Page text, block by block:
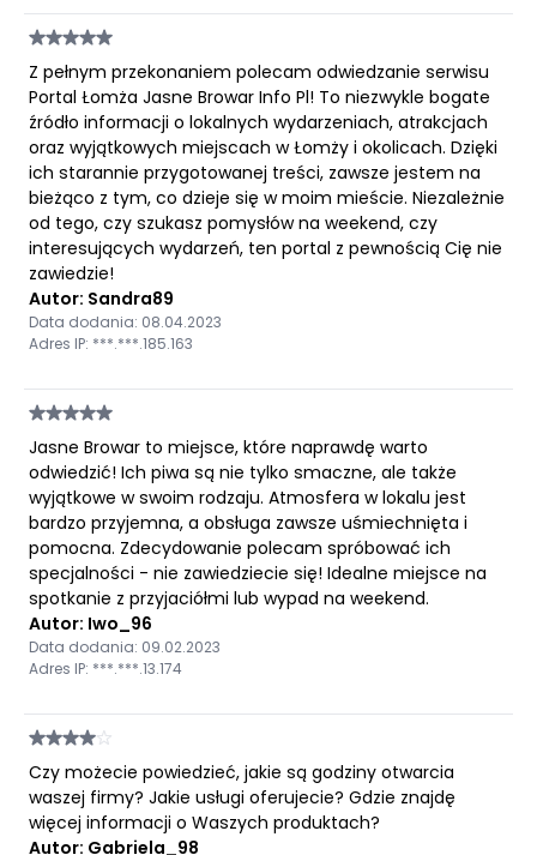
Z pełnym przekonaniem polecam odwiedzanie serwisu
Portal Łomża Jasne Browar Info Pl! To niezwykle bogate
źródło informacji o lokalnych wydarzeniach, atrakcjach
oraz wyjątkowych miejscach w Łomży i okolicach. Dzięki
ich starannie przygotowanej treści, zawsze jestem na
bieżąco z tym, co dzieje się w moim mieście. Niezależnie
od tego, czy szukasz pomysłów na weekend, czy
interesujących wydarzeń, ten portal z pewnością Cię nie
zawiedzie!
Autor: Sandra89
Data dodania: 08.04.2023
Adres IP: ***.***.185.163
Jasne Browar to miejsce, które naprawdę warto
odwiedzić! Ich piwa są nie tylko smaczne, ale także
wyjątkowe w swoim rodzaju. Atmosfera w lokalu jest
bardzo przyjemna, a obsługa zawsze uśmiechnięta i
pomocna. Zdecydowanie polecam spróbować ich
specjalności - nie zawiedziecie się! Idealne miejsce na
spotkanie z przyjaciółmi lub wypad na weekend.
Autor: Iwo_96
Data dodania: 09.02.2023
Adres IP: ***.***.13.174
Czy możecie powiedzieć, jakie są godziny otwarcia
waszej firmy? Jakie usługi oferujecie? Gdzie znajdę
więcej informacji o Waszych produktach?
Autor: Gabriela_98